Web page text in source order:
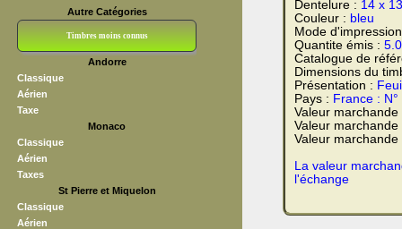
Autre Catégories
Timbres moins connus
Andorre
Classique
Aérien
Taxe
Monaco
Classique
Aérien
Taxes
St Pierre et Miquelon
Classique
Aérien
Dentelure : 14 x 13
Couleur : bleu
Mode
Quantite émis :
Catalogue de
Dimensions du
Présentation :
Pays : France : N°
Valeur
Valeur
Valeur
La valeur
l'échange